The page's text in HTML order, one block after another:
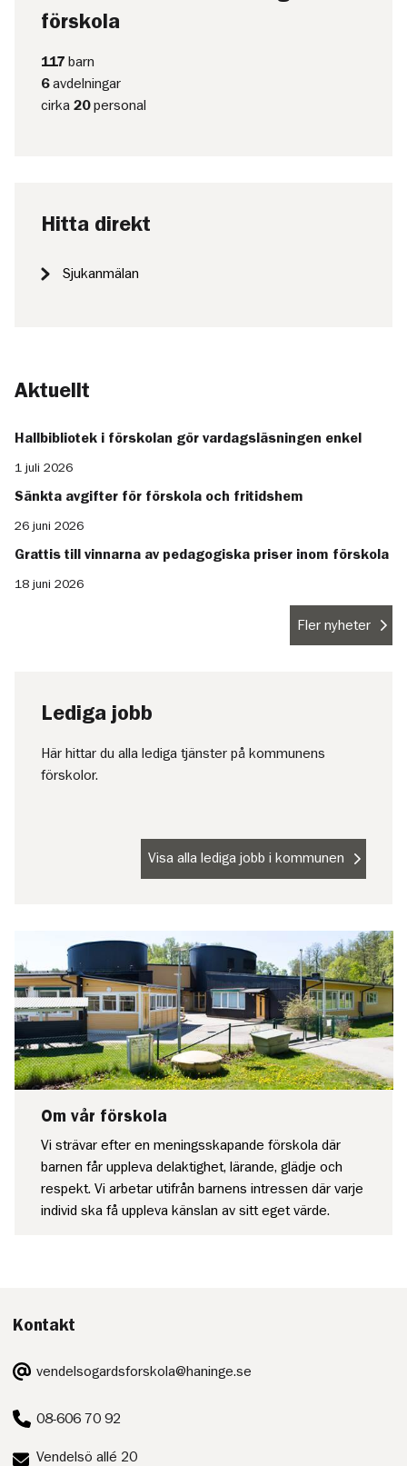
förskola
117barn
6avdelningar
cirka 20personal
Hitta direkt
Sjukanmälan
Aktuellt
Hallbibliotek i förskolan gör vardagsläsningen enkel
1 juli 2026
Sänkta avgifter för förskola och fritidshem
26 juni 2026
Grattis till vinnarna av pedagogiska priser inom förskola
18 juni 2026
Fler nyheter
Lediga jobb
Här hittar du alla lediga tjänster på kommunens
förskolor.
Visa alla lediga jobb i kommunen
Om vår förskola
Vi strävar efter en meningsskapande förskola där
barnen får uppleva delaktighet, lärande, glädje och
respekt. Vi arbetar utifrån barnens intressen där varje
individ ska få uppleva känslan av sitt eget värde.
Kontakt
E-
post:
vendelsogardsforskola@haninge.se
Telefon:
08-606 70 92
Postadress:
Vendelsö allé 20